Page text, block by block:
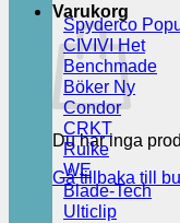
Varukorg
Du har inga
Gå tillbaka till
Spyderco
CIVIVI
Benchmade
Böker
Condor
CRKT
Ruike
WE
Blade-Tech
Ulticlip